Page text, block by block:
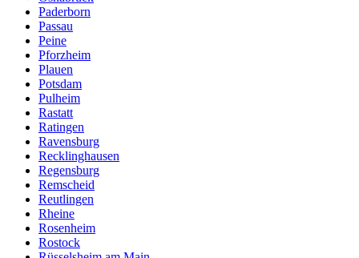
Paderborn
Passau
Peine
Pforzheim
Plauen
Potsdam
Pulheim
Rastatt
Ratingen
Ravensburg
Recklinghausen
Regensburg
Remscheid
Reutlingen
Rheine
Rosenheim
Rostock